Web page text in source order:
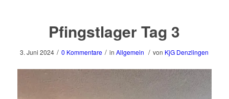
Pfingstlager Tag 3
3. Juni 2024 / 0 Kommentare / inAllgemein / von KjG Denzlingen